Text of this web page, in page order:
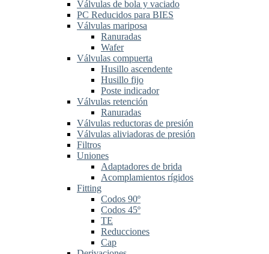
Válvulas de bola y vaciado
PC Reducidos para BIES
Válvulas mariposa
Ranuradas
Wafer
Válvulas compuerta
Husillo ascendente
Husillo fijo
Poste indicador
Válvulas retención
Ranuradas
Válvulas reductoras de presión
Válvulas aliviadoras de presión
Filtros
Uniones
Adaptadores de brida
Acomplamientos rígidos
Fitting
Codos 90º
Codos 45º
TE
Reducciones
Cap